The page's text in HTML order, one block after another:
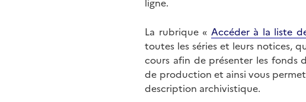
La rubrique « Accéder à la liste
toutes les séries et leurs notices,
cours afin de présenter les fonds
de production et ainsi vous
description archivistique.